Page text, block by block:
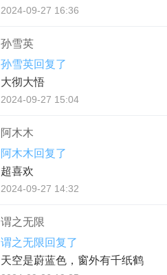
2024-09-27 16:36
孙雪英
孙雪英回复了
大彻大悟
2024-09-27 15:04
阿木木
阿木木回复了
超喜欢
2024-09-27 14:32
谓之无限
谓之无限回复了
天空是蔚蓝色，窗外有千纸鹤